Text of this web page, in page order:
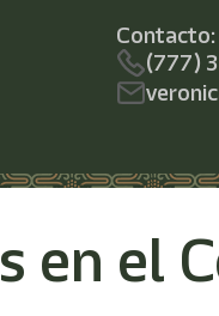
Contacto:
(777)
en el